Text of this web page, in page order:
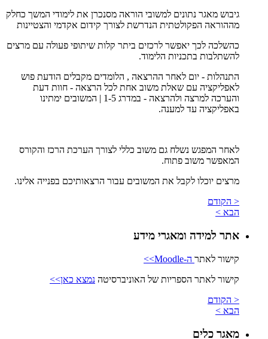
גיבוש מאגר נתונים למשובי הוראה מסנכרן את לימודי המשך כחלק
מההוראה הפקולטתית הנדרשת לצורך קידום אקדמי והצטיינות
כהשלכה לכך יאפשר לרכזים ביתר קלות שיתופי פעולה עם מרצים
להשתלבות בתכניות הלימוד.
התנהלות - יום לאחר ההרצאה , הלומדים מקבלים הודעת פוש
לאפליקציה עם שאלת משוב אחת לכל הרצאה - חוות דעת
והערכה למרצה ולהרצאה - במדרג 1-5 | המשובים ימתינו
באפליקציה עד למענה.
לאחר המפגש נשלח גם משוב כללי לצורך הערכת הרכז והקורס
המאפשר משוב פתוח.
מרצים יוכלו לקבל את המשובים עבור הרצאותיכם בפנייה אלינו.
< הקודם
הבא >
אתר למידה ומאגרי מידע
קישור לאתר ה-Moodle>>
קישור לאתר הספריות של האוניברסיטה נמצא כאן>>
< הקודם
הבא >
מאגר כלים